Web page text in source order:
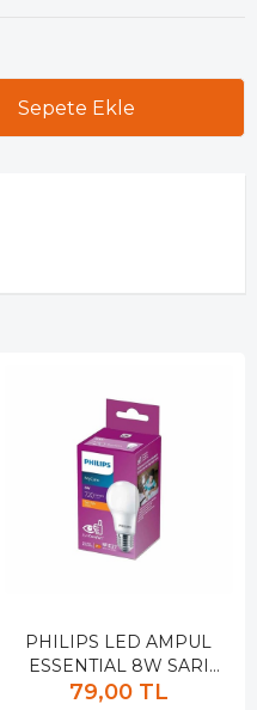
PHILIPS LED AMPUL
ESSENTIAL 8W SARI
KALIN DUY
79,00 TL